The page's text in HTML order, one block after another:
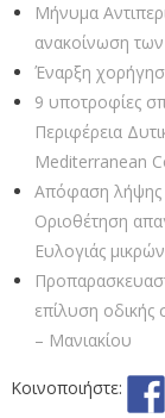
Μήνυμα
ανακοίνωση
Έναρξη
9 υποτροφίες
Περιφέρεια
Mediterranean
Απόφαση λήψης
Οριοθέτηση
Ευλογιάς
επίλυση
– Μανιακίου
Κοινοποιήστε: